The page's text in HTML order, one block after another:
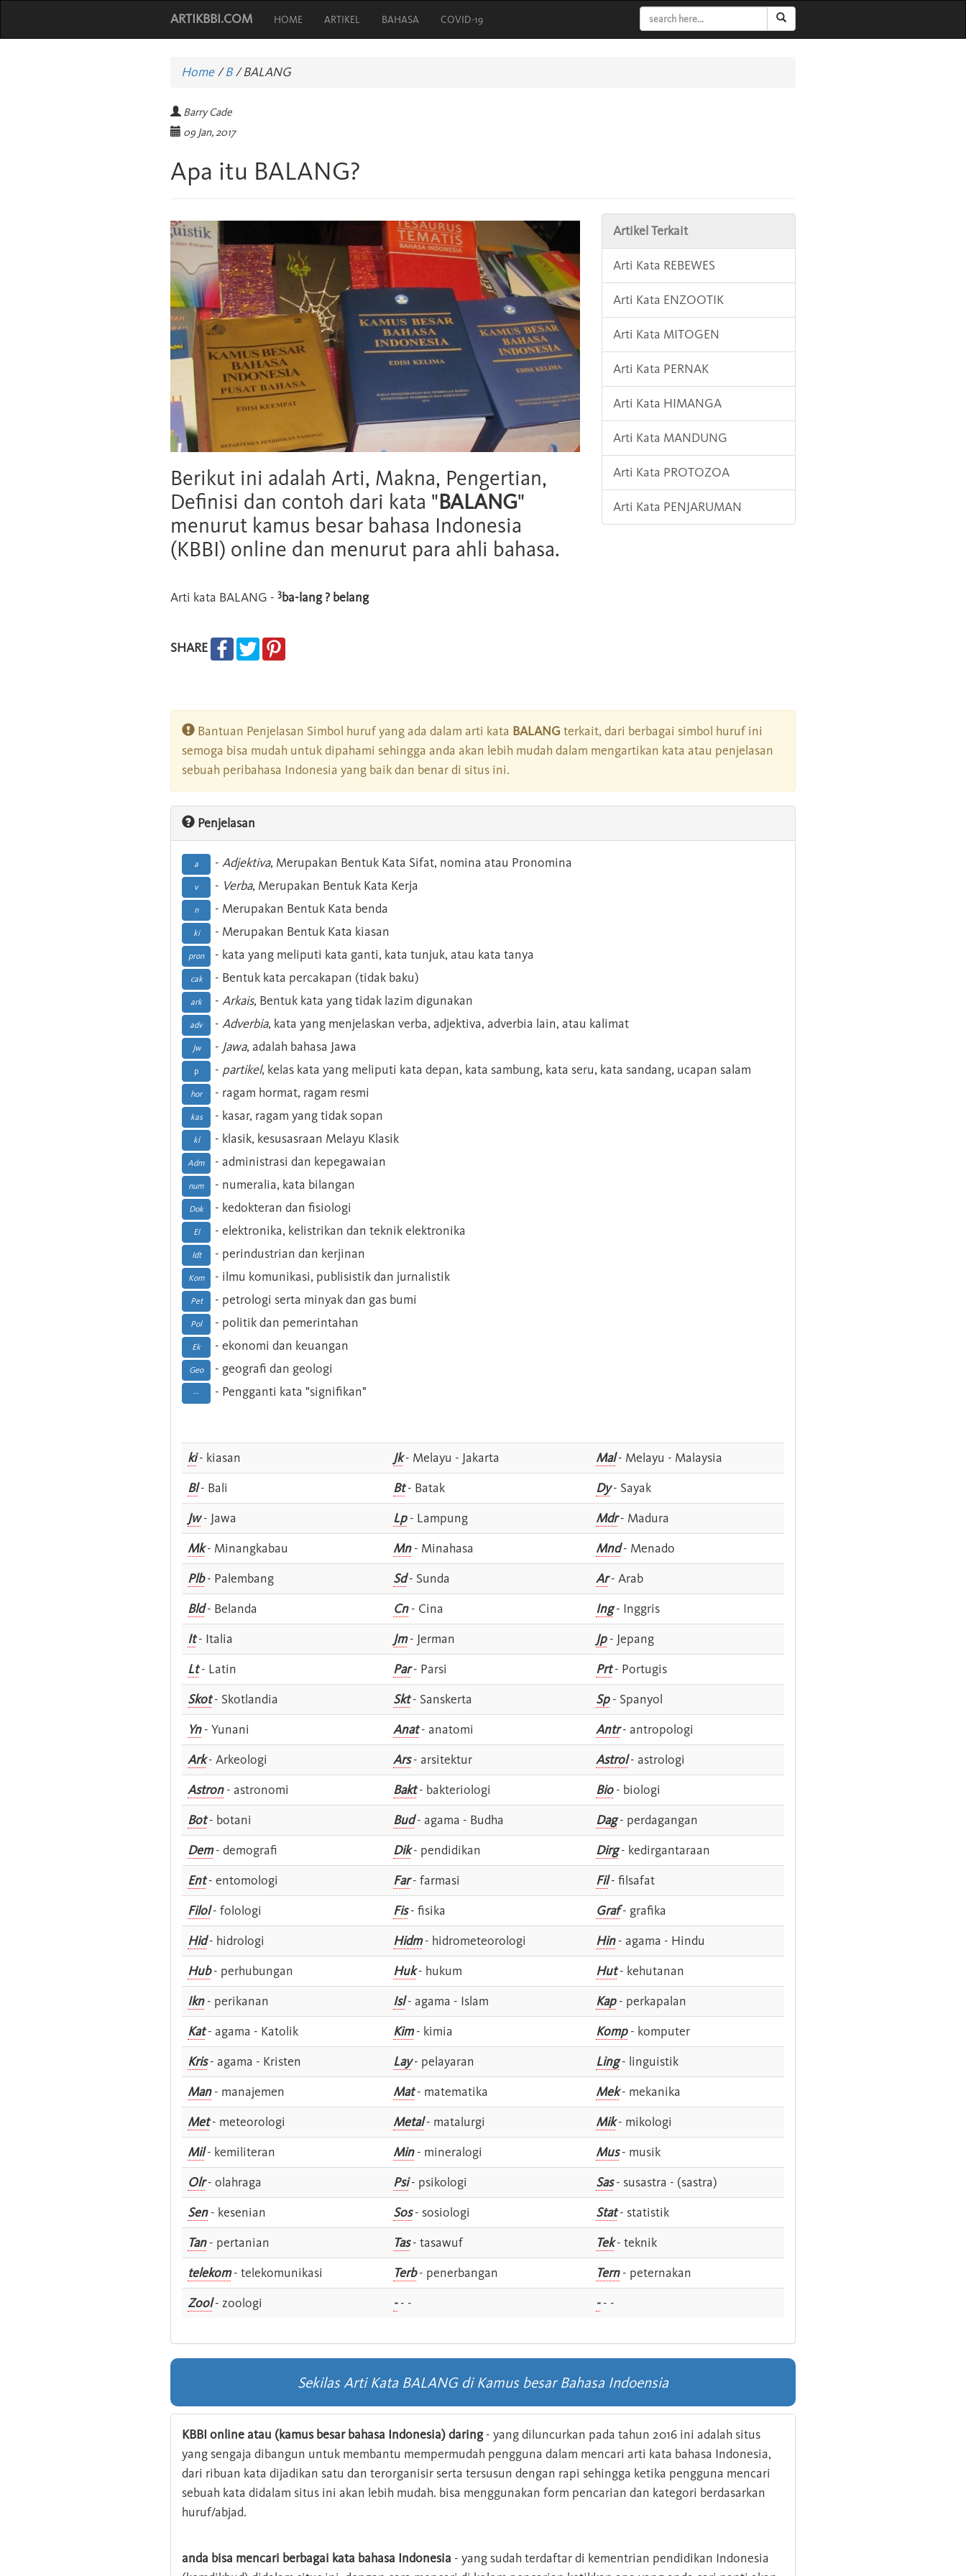
ARTIKBBI.COM HOME ARTIKEL BAHASA COVID-19
Home/B /BALANG
Barry Cade
09 Jan, 2017
Apa itu BALANG?
Berikut ini adalah Arti, Makna, Pengertian,
Definisi dan contoh dari kata "BALANG"
menurut kamus besar bahasa Indonesia
(KBBI) online dan menurut para ahli bahasa.
Arti kata BALANG - 3ba-lang ? belang
SHARE
Artikel Terkait
Arti Kata REBEWES
Arti Kata ENZOOTIK
Arti Kata MITOGEN
Arti Kata PERNAK
Arti Kata HIMANGA
Arti Kata MANDUNG
Arti Kata PROTOZOA
Arti Kata PENJARUMAN
Bantuan Penjelasan Simbol huruf yang ada dalam arti kata BALANG terkait, dari berbagai simbol huruf ini
semoga bisa mudah untuk dipahami sehingga anda akan lebih mudah dalam mengartikan kata atau penjelasan
sebuah peribahasa Indonesia yang baik dan benar di situs ini.
Penjelasan
a - Adjektiva, Merupakan Bentuk Kata Sifat, nomina atau Pronomina
v - Verba, Merupakan Bentuk Kata Kerja
n - Merupakan Bentuk Kata benda
ki - Merupakan Bentuk Kata kiasan
pron - kata yang meliputi kata ganti, kata tunjuk, atau kata tanya
cak - Bentuk kata percakapan (tidak baku)
ark - Arkais, Bentuk kata yang tidak lazim digunakan
adv - Adverbia, kata yang menjelaskan verba, adjektiva, adverbia lain, atau kalimat
Jw - Jawa, adalah bahasa Jawa
p - partikel, kelas kata yang meliputi kata depan, kata sambung, kata seru, kata sandang, ucapan salam
hor - ragam hormat, ragam resmi
kas - kasar, ragam yang tidak sopan
kl - klasik, kesusasraan Melayu Klasik
Adm - administrasi dan kepegawaian
num - numeralia, kata bilangan
Dok - kedokteran dan fisiologi
El - elektronika, kelistrikan dan teknik elektronika
Idt - perindustrian dan kerjinan
Kom - ilmu komunikasi, publisistik dan jurnalistik
Pet - petrologi serta minyak dan gas bumi
Pol - politik dan pemerintahan
Ek - ekonomi dan keuangan
Geo - geografi dan geologi
-- - Pengganti kata "signifikan"
ki- kiasan Jk- Melayu - Jakarta Mal- Melayu - Malaysia
Bl- Bali Bt- Batak Dy- Sayak
Jw- Jawa Lp- Lampung Mdr- Madura
Mk- Minangkabau Mn- Minahasa Mnd- Menado
Plb- Palembang Sd- Sunda Ar- Arab
Bld- Belanda Cn- Cina Ing- Inggris
It- Italia Jm- Jerman Jp- Jepang
Lt- Latin Par- Parsi Prt- Portugis
Skot- Skotlandia Skt- Sanskerta Sp- Spanyol
Yn- Yunani Anat- anatomi Antr- antropologi
Ark- Arkeologi Ars- arsitektur Astrol- astrologi
Astron- astronomi Bakt- bakteriologi Bio- biologi
Bot- botani Bud- agama - Budha Dag- perdagangan
Dem- demografi Dik- pendidikan Dirg- kedirgantaraan
Ent- entomologi Far- farmasi Fil- filsafat
Filol- folologi Fis- fisika Graf- grafika
Hid- hidrologi Hidm- hidrometeorologi Hin- agama - Hindu
Hub- perhubungan Huk- hukum Hut- kehutanan
Ikn- perikanan Isl- agama - Islam Kap- perkapalan
Kat- agama - Katolik Kim- kimia Komp- komputer
Kris- agama - Kristen Lay- pelayaran Ling- linguistik
Man- manajemen Mat- matematika Mek- mekanika
Met- meteorologi Metal- matalurgi Mik- mikologi
Mil- kemiliteran Min- mineralogi Mus- musik
Olr- olahraga Psi- psikologi Sas- susastra - (sastra)
Sen- kesenian Sos- sosiologi Stat- statistik
Tan- pertanian Tas- tasawuf Tek- teknik
telekom- telekomunikasi Terb- penerbangan Tern- peternakan
Zool- zoologi -- - -- -
Sekilas Arti Kata BALANG di Kamus besar Bahasa Indoensia
KBBI online atau (kamus besar bahasa Indonesia) daring- yang diluncurkan pada tahun 2016 ini adalah situs
yang sengaja dibangun untuk membantu mempermudah pengguna dalam mencari arti kata bahasa Indonesia,
dari ribuan kata dijadikan satu dan terorganisir serta tersusun dengan rapi sehingga ketika pengguna mencari
sebuah kata didalam situs ini akan lebih mudah. bisa menggunakan form pencarian dan kategori berdasarkan
huruf/abjad.
anda bisa mencari berbagai kata bahasa Indonesia - yang sudah terdaftar di kementrian pendidikan Indonesia